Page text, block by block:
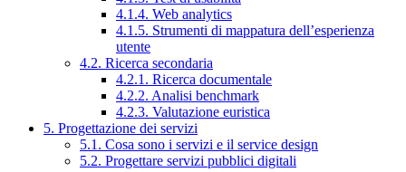
4.1.4. Web analytics
4.1.5. Strumenti di mappatura dell’esperienza
utente
4.2. Ricerca secondaria
4.2.1. Ricerca documentale
4.2.2. Analisi benchmark
4.2.3. Valutazione euristica
5. Progettazione dei servizi
5.1. Cosa sono i servizi e il service design
5.2. Progettare servizi pubblici digitali